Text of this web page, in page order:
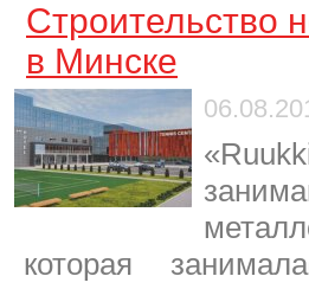
Строительство
в Минске
которая